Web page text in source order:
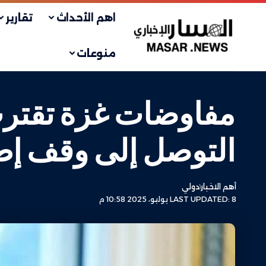
اهم الأحداث تقارير
منوعات
مفاوضات غزة
التوصل إلى وقف
LAST UPDATED: 8 يوليو، 2025 10:58 م
أهم الاخباردولي